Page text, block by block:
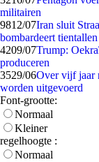
militairen
9812/07Iran sluit
bombardeert
4209/07Trump:
produceren
3529/06Over vijf jaar
worden uitgevoerd
Font-grootte:
Normaal
Kleiner
regelhoogte :
Normaal